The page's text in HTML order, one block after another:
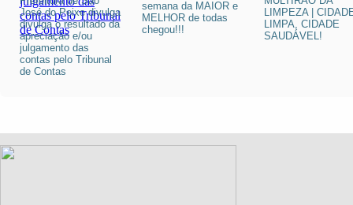
José do Peixe divulga
divulga o resultado da
apreciação e/ou
julgamento das
contas pelo Tribunal
de Contas
semana da MAIOR e
MELHOR de todas
chegou!!!
LIMPEZA |
LIMPA, CIDADE
SAUDÁVEL!